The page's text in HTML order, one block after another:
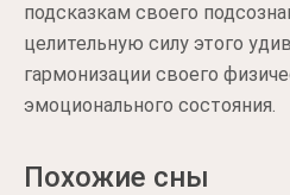
подсказкам своего
целительную силу этого
гармонизации своего
эмоционального состояния.
Похожие сны